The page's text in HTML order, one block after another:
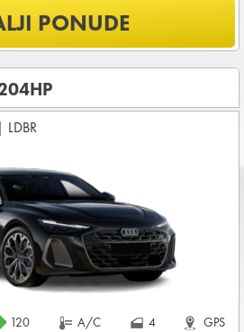
od štete (CDW) i krađe
vozila?
KARTICI u iznosu od
najma
USLOVI NAJMA
PONUDE
| LDBR
120 A/C 4 GPS